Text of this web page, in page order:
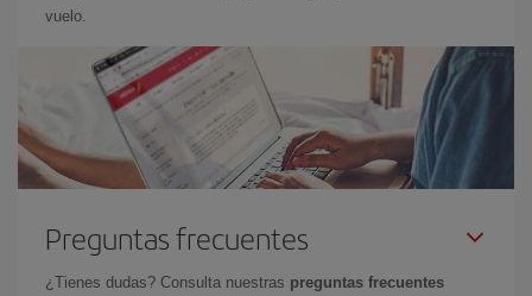
vuelo.
Preguntas frecuentes
¿Tienes dudas? Consulta nuestras preguntas frecuentes